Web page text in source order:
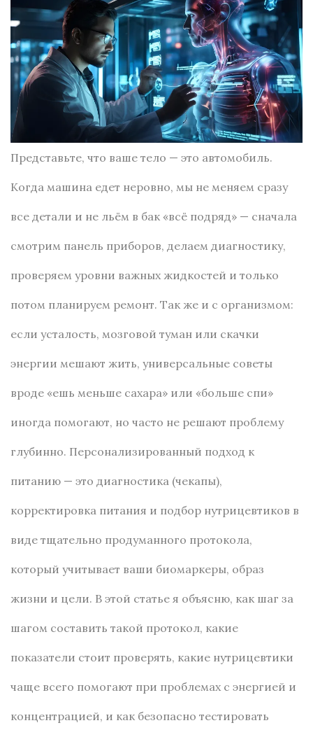
Представьте, что ваше тело — это автомобиль.
Когда машина едет неровно, мы не меняем сразу
все детали и не льём в бак «всё подряд» — сначала
смотрим панель приборов, делаем диагностику,
проверяем уровни важных жидкостей и только
потом планируем ремонт. Так же и с организмом:
если усталость, мозговой туман или скачки
энергии мешают жить, универсальные советы
вроде «ешь меньше сахара» или «больше спи»
иногда помогают, но часто не решают проблему
глубинно. Персонализированный подход к
питанию — это диагностика (чекапы),
корректировка питания и подбор нутрицевтиков в
виде тщательно продуманного протокола,
который учитывает ваши биомаркеры, образ
жизни и цели. В этой статье я объясню, как шаг за
шагом составить такой протокол, какие
показатели стоит проверять, какие нутрицевтики
чаще всего помогают при проблемах с энергией и
концентрацией, и как безопасно тестировать